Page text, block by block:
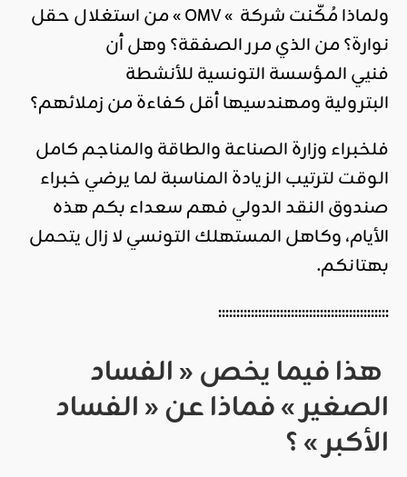
ولماذا مُكّنت شركة » OMV » من استغلال حقل
نوارة؟ من الذي مرر الصفقة؟ وهل أن
فنيي المؤسسة التونسية للأنشطة
البترولية ومهندسيها أقل كفاءة من زملائهم؟
فلخبراء وزارة الصناعة والطاقة والمناجم كامل
الوقت لترتيب الزيادة المناسبة لما يرضي خبراء
صندوق النقد الدولي فهم سعداء بكم هذه
الأيام، وكاهل المستهلك التونسي لا زال يتحمل
بهتانكم.
:::::::::::::::::::::::::::::::::::::::::::::::
هذا فيما يخص « الفساد
الصغير » فماذا عن « الفساد
الأكبر » ؟